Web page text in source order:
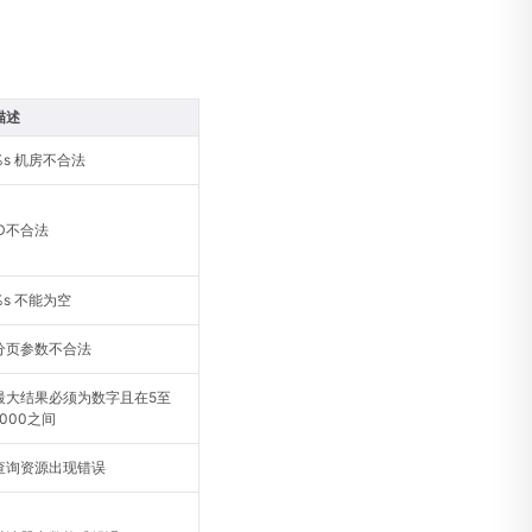
述
机房不合法
不合法
不能为空
页参数不合法
大结果必须为数字且在5至
之间
询资源出现错误